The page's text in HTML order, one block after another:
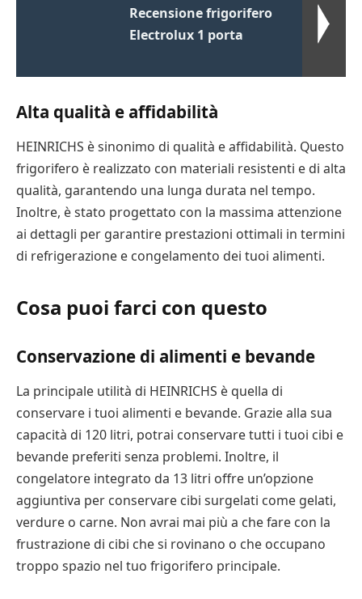
Recensione frigorifero
Electrolux 1 porta
Alta qualità e affidabilità
HEINRICHS è sinonimo di qualità e affidabilità. Questo
frigorifero è realizzato con materiali resistenti e di alta
qualità, garantendo una lunga durata nel tempo.
Inoltre, è stato progettato con la massima attenzione
ai dettagli per garantire prestazioni ottimali in termini
di refrigerazione e congelamento dei tuoi alimenti.
Cosa puoi farci con questo
Conservazione di alimenti e bevande
La principale utilità di HEINRICHS è quella di
conservare i tuoi alimenti e bevande. Grazie alla sua
capacità di 120 litri, potrai conservare tutti i tuoi cibi e
bevande preferiti senza problemi. Inoltre, il
congelatore integrato da 13 litri offre un’opzione
aggiuntiva per conservare cibi surgelati come gelati,
verdure o carne. Non avrai mai più a che fare con la
frustrazione di cibi che si rovinano o che occupano
troppo spazio nel tuo frigorifero principale.